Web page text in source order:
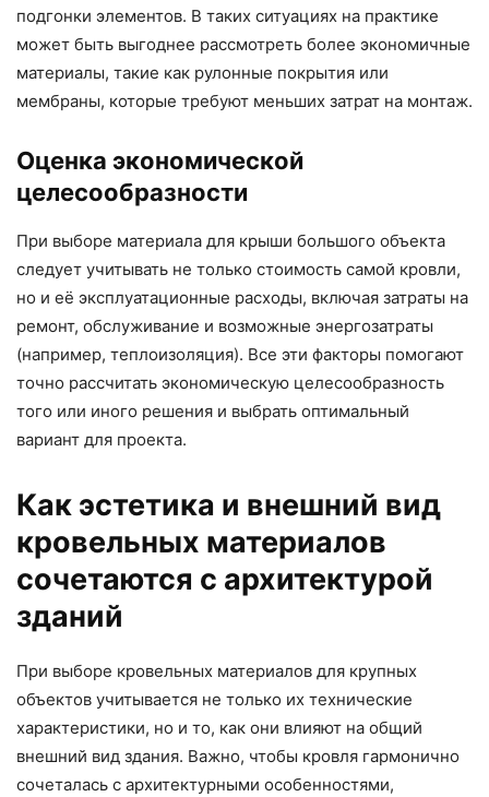
подгонки элементов. В таких ситуациях на практике
может быть выгоднее рассмотреть более экономичные
материалы, такие как рулонные покрытия или
мембраны, которые требуют меньших затрат на монтаж.
Оценка экономической
целесообразности
При выборе материала для крыши большого объекта
следует учитывать не только стоимость самой кровли,
но и её эксплуатационные расходы, включая затраты на
ремонт, обслуживание и возможные энергозатраты
(например, теплоизоляция). Все эти факторы помогают
точно рассчитать экономическую целесообразность
того или иного решения и выбрать оптимальный
вариант для проекта.
Как эстетика и внешний вид
кровельных материалов
сочетаются с архитектурой
зданий
При выборе кровельных материалов для крупных
объектов учитывается не только их технические
характеристики, но и то, как они влияют на общий
внешний вид здания. Важно, чтобы кровля гармонично
сочеталась с архитектурными особенностями,